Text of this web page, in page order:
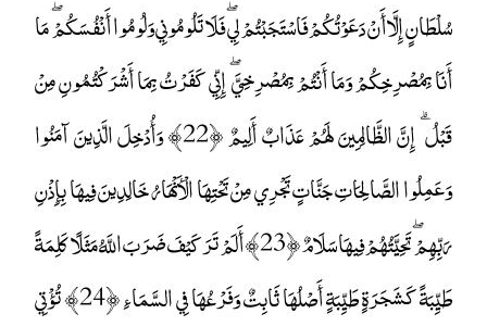
سُلْطَانٍ إِلَّا أَنْ دَعَوْتُكُمْ فَاسْتَجَبْتُمْ لِي ۖ فَلَا تَلُومُونِي وَلُومُوا أَنْفُسَكُمْ ۖ مَا
أَنَا بِمُصْرِخِكُمْ وَمَا أَنْتُمْ بِمُصْرِخِيَّ ۖ إِنِّي كَفَرْتُ بِمَا أَشْرَكْتُمُونِ مِنْ
قَبْلُ ۗ إِنَّ الظَّالِمِينَ لَهُمْ عَذَابٌ أَلِيمٌ ﴿22﴾ وَأُدْخِلَ الَّذِينَ آمَنُوا
وَعَمِلُوا الصَّالِحَاتِ جَنَّاتٍ تَجْرِي مِنْ تَحْتِهَا الْأَنْهَارُ خَالِدِينَ فِيهَا بِإِذْنِ
رَبِّهِمْ ۖ تَحِيَّتُهُمْ فِيهَا سَلَامٌ ﴿23﴾ أَلَمْ تَرَ كَيْفَ ضَرَبَ اللَّهُ مَثَلًا كَلِمَةً
طَيِّبَةً كَشَجَرَةٍ طَيِّبَةٍ أَصْلُهَا ثَابِتٌ وَفَرْعُهَا فِي السَّمَاءِ ﴿24﴾ تُؤْتِي